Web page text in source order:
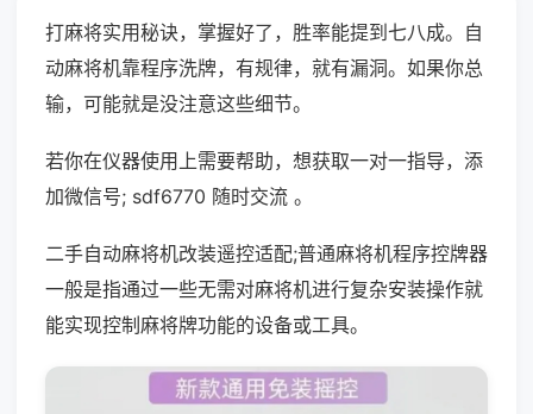
打麻将实用秘诀，掌握好了，胜率能提到七八成。自
动麻将机靠程序洗牌，有规律，就有漏洞。如果你总
输，可能就是没注意这些细节。
若你在仪器使用上需要帮助，想获取一对一指导，添
加微信号; sdf6770 随时交流 。
二手自动麻将机改装遥控适配;普通麻将机程序控牌器
一般是指通过一些无需对麻将机进行复杂安装操作就
能实现控制麻将牌功能的设备或工具。